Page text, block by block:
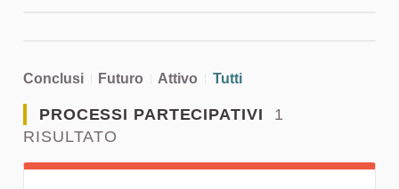
Conclusi Futuro Attivo Tutti
PROCESSI PARTECIPATIVI 1
RISULTATO